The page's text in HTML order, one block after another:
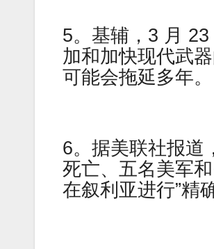
5。基辅，3 月
加和加快现代武
可能会拖延多年。
6。据美联社报道
死亡、五名美军
在叙利亚进行”精